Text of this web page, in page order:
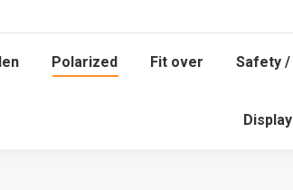
Polarized Fit over Safety
Polarized Fit over Safety